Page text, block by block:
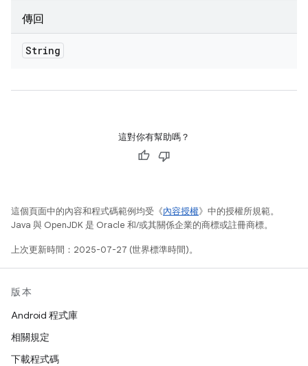
傳回
String
這對你有幫助嗎？
這個頁面中的內容和程式碼範例均受《內容授權》中的授權所規範。
Java 與 OpenJDK 是 Oracle 和/或其關係企業的商標或註冊商標。
上次更新時間：2025-07-27 (世界標準時間)。
版本
Android 程式庫
相關規定
下載程式碼